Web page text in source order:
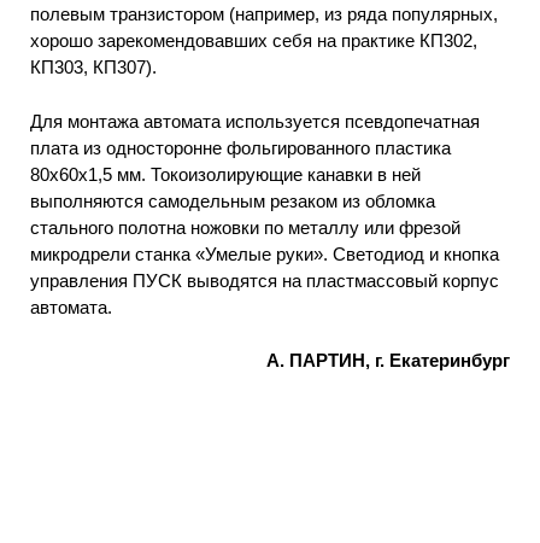
полевым транзистором (например, из ряда популярных,
хорошо зарекомендовавших себя на практике КП302,
КП303, КП307).
Для монтажа автомата используется псевдопечатная
плата из односторонне фольгированного пластика
80x60x1,5 мм. Токоизолирующие канавки в ней
выполняются самодельным резаком из обломка
стального полотна ножовки по металлу или фрезой
микродрели станка «Умелые руки». Светодиод и кнопка
управления ПУСК выводятся на пластмассовый корпус
автомата.
А. ПАРТИН, г. Екатеринбург